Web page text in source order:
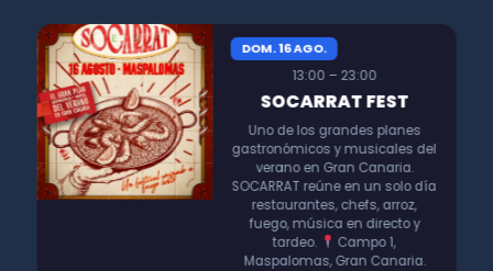
DOM. 16 AGO.
13:00 – 23:00
SOCARRAT FEST
Uno de los grandes planes
gastronómicos y musicales del
verano en Gran Canaria.
SOCARRAT reúne en un solo día
restaurantes, chefs, arroz,
fuego, música en directo y
tardeo.
Campo 1,
Maspalomas, Gran Canaria.